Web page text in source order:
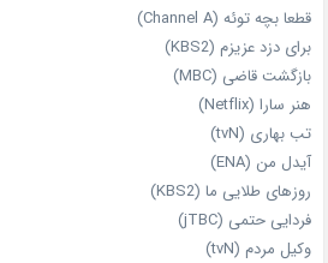
قطعا بچه توئه (Channel A)
برای دزد عزیزم (KBS2)
بازگشت قاضی (MBC)
هنر سارا (Netflix)
تب بهاری (tvN)
آیدل من (ENA)
روزهای طلایی ما (KBS2)
فردایی حتمی (jTBC)
وکیل مردم (tvN)